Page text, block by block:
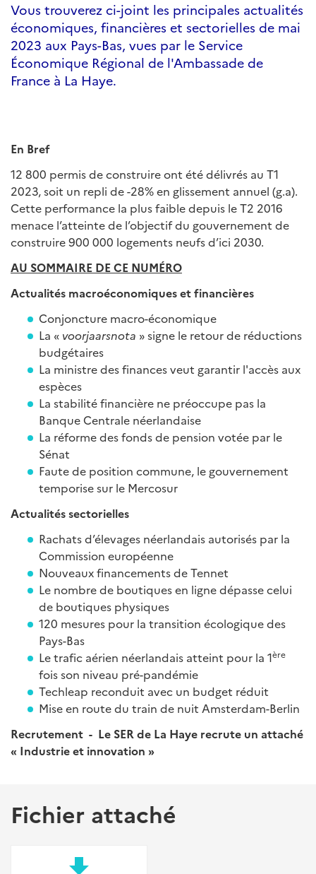
Vous trouverez ci-joint les principales actualités
économiques, financières et sectorielles de mai
2023 aux Pays-Bas, vues par le Service
Économique Régional de l'Ambassade de
France à La Haye.
En Bref
12 800 permis de construire ont été délivrés au T1
2023, soit un repli de -28% en glissement annuel (g.a).
Cette performance la plus faible depuis le T2 2016
menace l’atteinte de l’objectif du gouvernement de
construire 900 000 logements neufs d’ici 2030.
AU SOMMAIRE DE CE NUMÉRO
Actualités macroéconomiques et financières
Conjoncture macro-économique
La « voorjaarsnota » signe le retour de réductions
budgétaires
La ministre des finances veut garantir l'accès aux
espèces
La stabilité financière ne préoccupe pas la
Banque Centrale néerlandaise
La réforme des fonds de pension votée par le
Sénat
Faute de position commune, le gouvernement
temporise sur le Mercosur
Actualités sectorielles
Rachats d’élevages néerlandais autorisés par la
Commission européenne
Nouveaux financements de Tennet
Le nombre de boutiques en ligne dépasse celui
de boutiques physiques
120 mesures pour la transition écologique des
Pays-Bas
Le trafic aérien néerlandais atteint pour la 1ère
fois son niveau pré-pandémie
Techleap reconduit avec un budget réduit
Mise en route du train de nuit Amsterdam-Berlin
Recrutement - Le SER de La Haye recrute un attaché
« Industrie et innovation »
Fichier attaché